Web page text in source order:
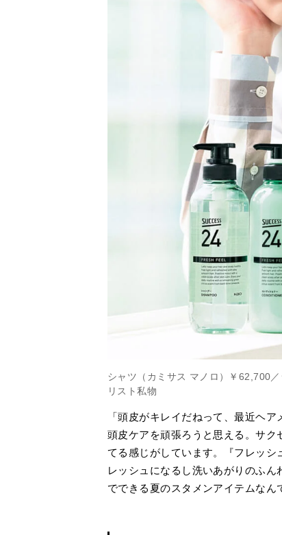
シャツ（カミサス マノロ）￥62,700
リスト私物
「頭皮がキレイだねって、最近ヘ
頭皮ケアを頑張ろうと思える。サ
てる感じがしています。『フレッシ
レッシュになるし洗いあがりのふ
でできる夏のスタメンアイテムなん